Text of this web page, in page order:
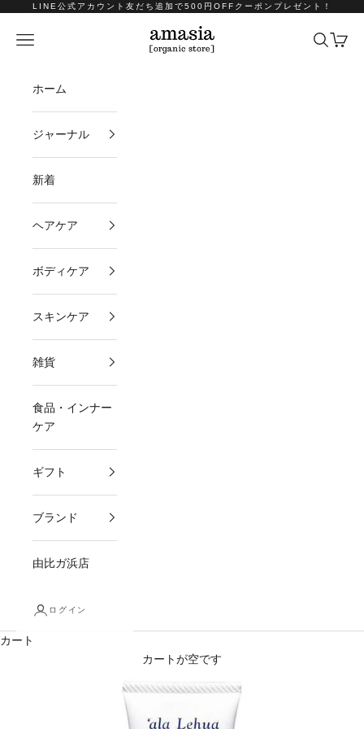
コンテンツへスキップ
LINE公式アカウント友だち追加で500円OFFクーポンプレゼント！
amasia organic store
メニュー 検索カート
ホーム
ジャーナル
新着
ヘアケア
ボディケア
スキンケア
雑貨
食品・インナー
ケア
ギフト
ブランド
由比ガ浜店
ログイン
カート
カートが空です